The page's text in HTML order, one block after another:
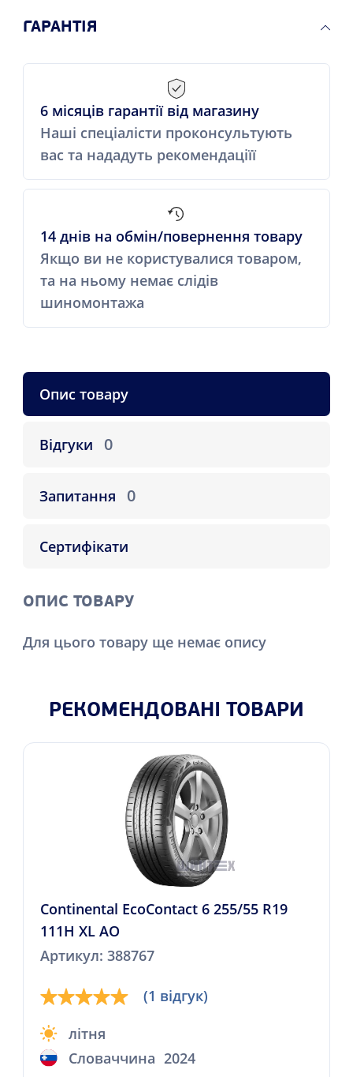
ГАРАНТІЯ
6 місяців гарантії від магазину
Наші спеціалісти проконсультують
вас та нададуть рекомендаціїї
14 днів на обмін/повернення товару
Якщо ви не користувалися товаром,
та на ньому немає слідів
шиномонтажа
Опис товару
Відгуки 0
Запитання 0
Сертифікати
ОПИС ТОВАРУ
Для цього товару ще немає опису
РЕКОМЕНДОВАНІ ТОВАРИ
Continental EcoContact 6 255/55 R19
111H XL AO
Артикул: 388767
(1 відгук)
літня
Словаччина 2024